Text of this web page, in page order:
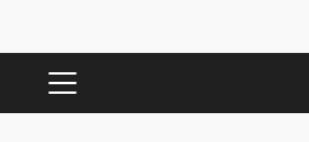
PRIMARY